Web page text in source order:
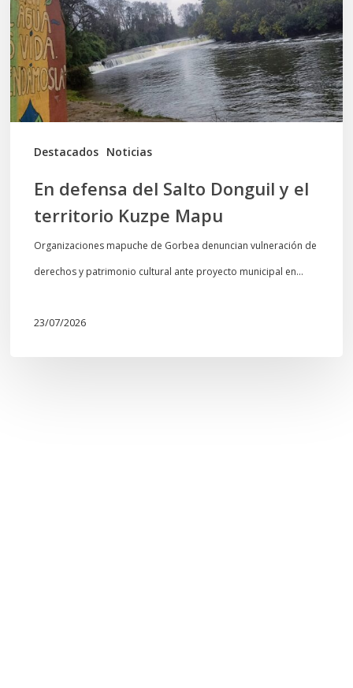
Destacados Noticias
Donguil
y
el
territorio
Kuzpe
Mapu
En defensa del Salto Donguil y el
territorio Kuzpe Mapu
Organizaciones mapuche de Gorbea denuncian vulneración de
derechos y patrimonio cultural ante proyecto municipal en…
23/07/2026